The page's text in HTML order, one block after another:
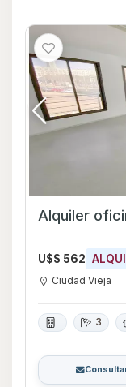
Alquiler
U$S 562
Ciudad Vieja
3